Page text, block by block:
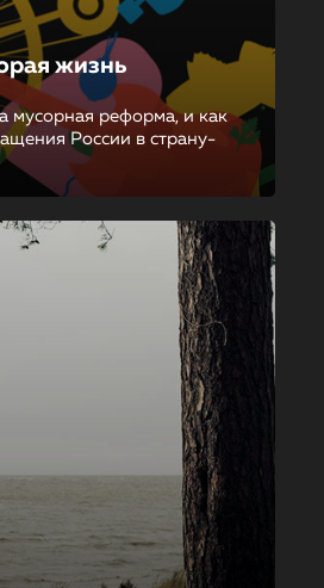
жизнь
мусорная реформа, и как
России в страну-